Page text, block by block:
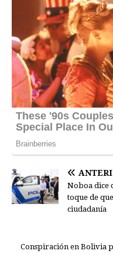
Noboa dice
toque de
ciudadanía
Conspiración en Bolivia